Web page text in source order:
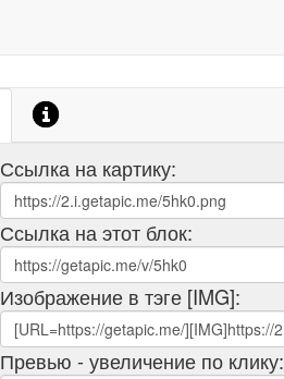
Ссылка на картику:
Ссылка на этот блок:
Изображение в тэге [IMG]:
Превью - увеличение по клику: